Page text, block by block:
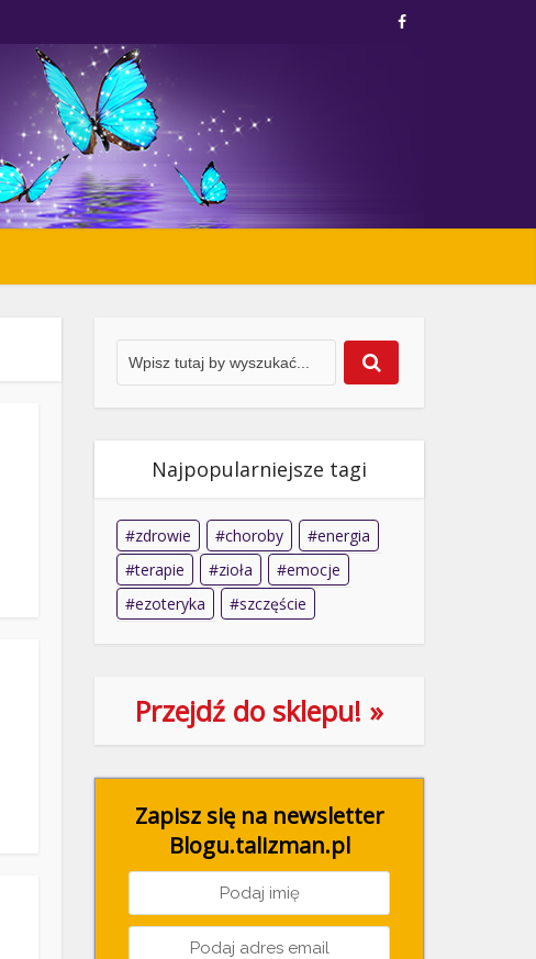
Najpopularniejsze tagi
zdrowie choroby
energia
terapie
zioła
emocje
ezoteryka
szczęście
Przejdź do sklepu! »
Zapisz się na newsletter
Blogu.talizman.pl